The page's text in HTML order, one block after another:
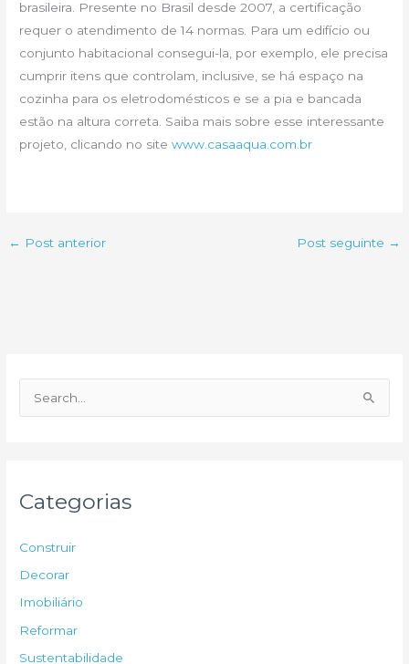
brasileira. Presente no Brasil desde 2007, a certificação
requer o atendimento de 14 normas. Para um edifício ou
conjunto habitacional consegui-la, por exemplo, ele precisa
cumprir itens que controlam, inclusive, se há espaço na
cozinha para os eletrodomésticos e se a pia e bancada
estão na altura correta. Saiba mais sobre esse interessante
projeto, clicando no sitewww.casaaqua.com.br
← Post anterior Post seguinte →
e
p
o
r
Categorias
Construir
Decorar
Imobiliário
Reformar
Sustentabilidade